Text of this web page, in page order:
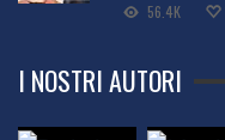
56.4K
I NOSTRI AUTORI